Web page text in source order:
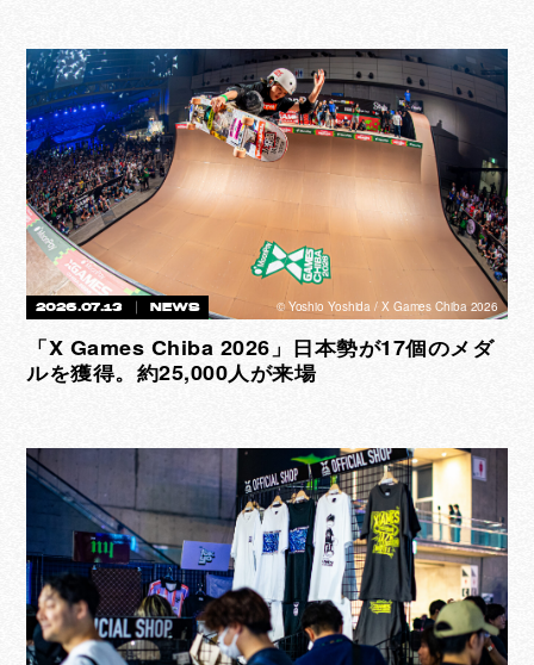
2026.07.13 NEWS ©︎ Yoshio Yoshida / X Games Chiba 2026
「X Games Chiba 2026」日本勢が17個のメダ
ルを獲得。約25,000人が来場